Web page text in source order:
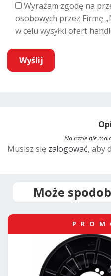
Wyrażam zgodę na
osobowych przez Firmę
w celu wysyłki ofert
n
e
Na razie nie ma
Musisz się zalogować, aby
Może